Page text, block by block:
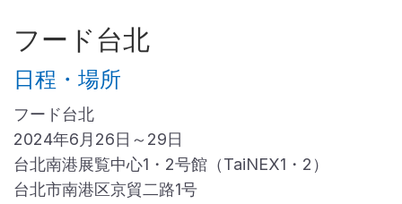
フード台北
日程・場所
フード台北
2024年6月26日～29日
台北南港展覧中心1・2号館（TaiNEX1・2）
台北市南港区京貿二路1号